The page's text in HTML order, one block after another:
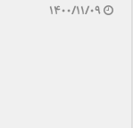
۱۴۰۰/۱۱/۰۹